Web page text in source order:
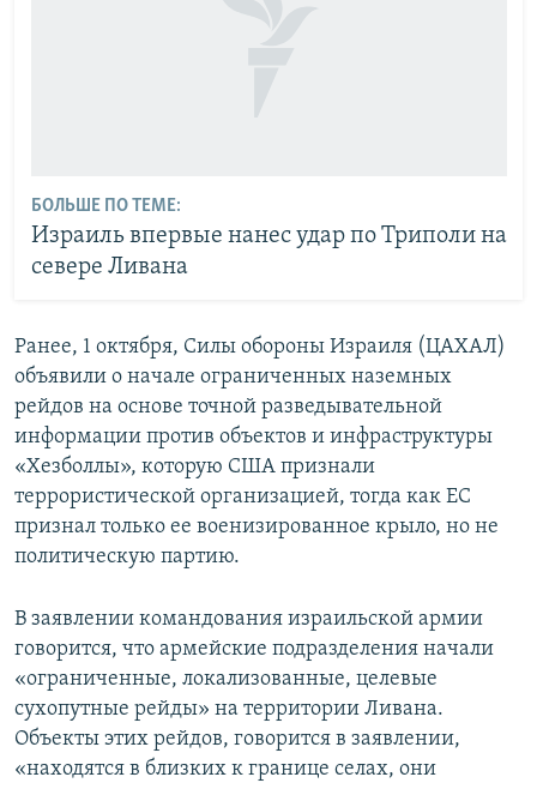
БОЛЬШЕ ПО ТЕМЕ:
Израиль впервые нанес удар по Триполи на
севере Ливана
Ранее, 1 октября, Силы обороны Израиля (ЦАХАЛ)
объявили о начале ограниченных наземных
рейдов на основе точной разведывательной
информации против объектов и инфраструктуры
«Хезболлы», которую США признали
террористической организацией, тогда как ЕС
признал только ее военизированное крыло, но не
политическую партию.
В заявлении командования израильской армии
говорится, что армейские подразделения начали
«ограниченные, локализованные, целевые
сухопутные рейды» на территории Ливана.
Объекты этих рейдов, говорится в заявлении,
«находятся в близких к границе селах, они